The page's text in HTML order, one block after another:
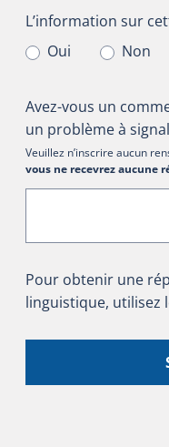
L’information sur
L’information sur
Oui
Non
Avez-vous un
un problème à
Veuillez n’inscrire aucun
vous ne recevrez aucune
Pour obtenir une
linguistique, utilisez